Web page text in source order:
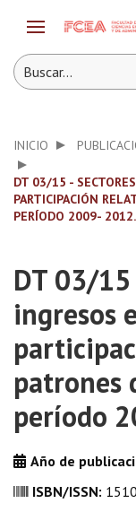
INICIO
DT 03/15 -
PARTICIPACIÓN
PERÍODO 2009- 2012.
DT 03/
ingresos
patrones
período
Año de
ISBN/ISSN: